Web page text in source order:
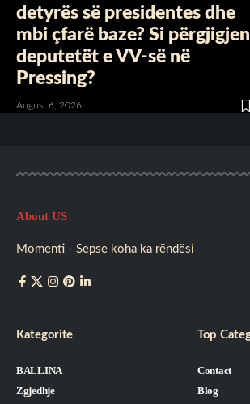
detyrës së presidentes dhe
mbi çfarë baze? Si përgjigjen
deputetët e VV-së në
Pressing?
August 6, 2026
About US
Momenti - Sepse koha ka rëndësi
Kategorite
BALLINA
Zgjedhje
Top
Contact
Blog